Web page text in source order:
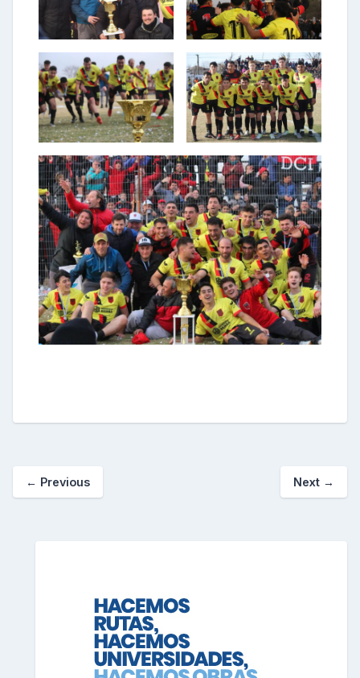
← Previous Next →